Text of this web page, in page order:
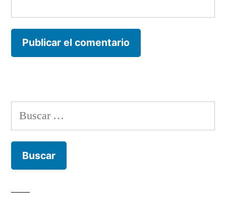
Buscar: